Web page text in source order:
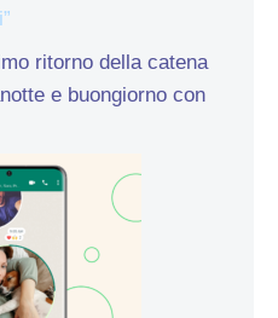
ritorno della catena
e buongiorno con